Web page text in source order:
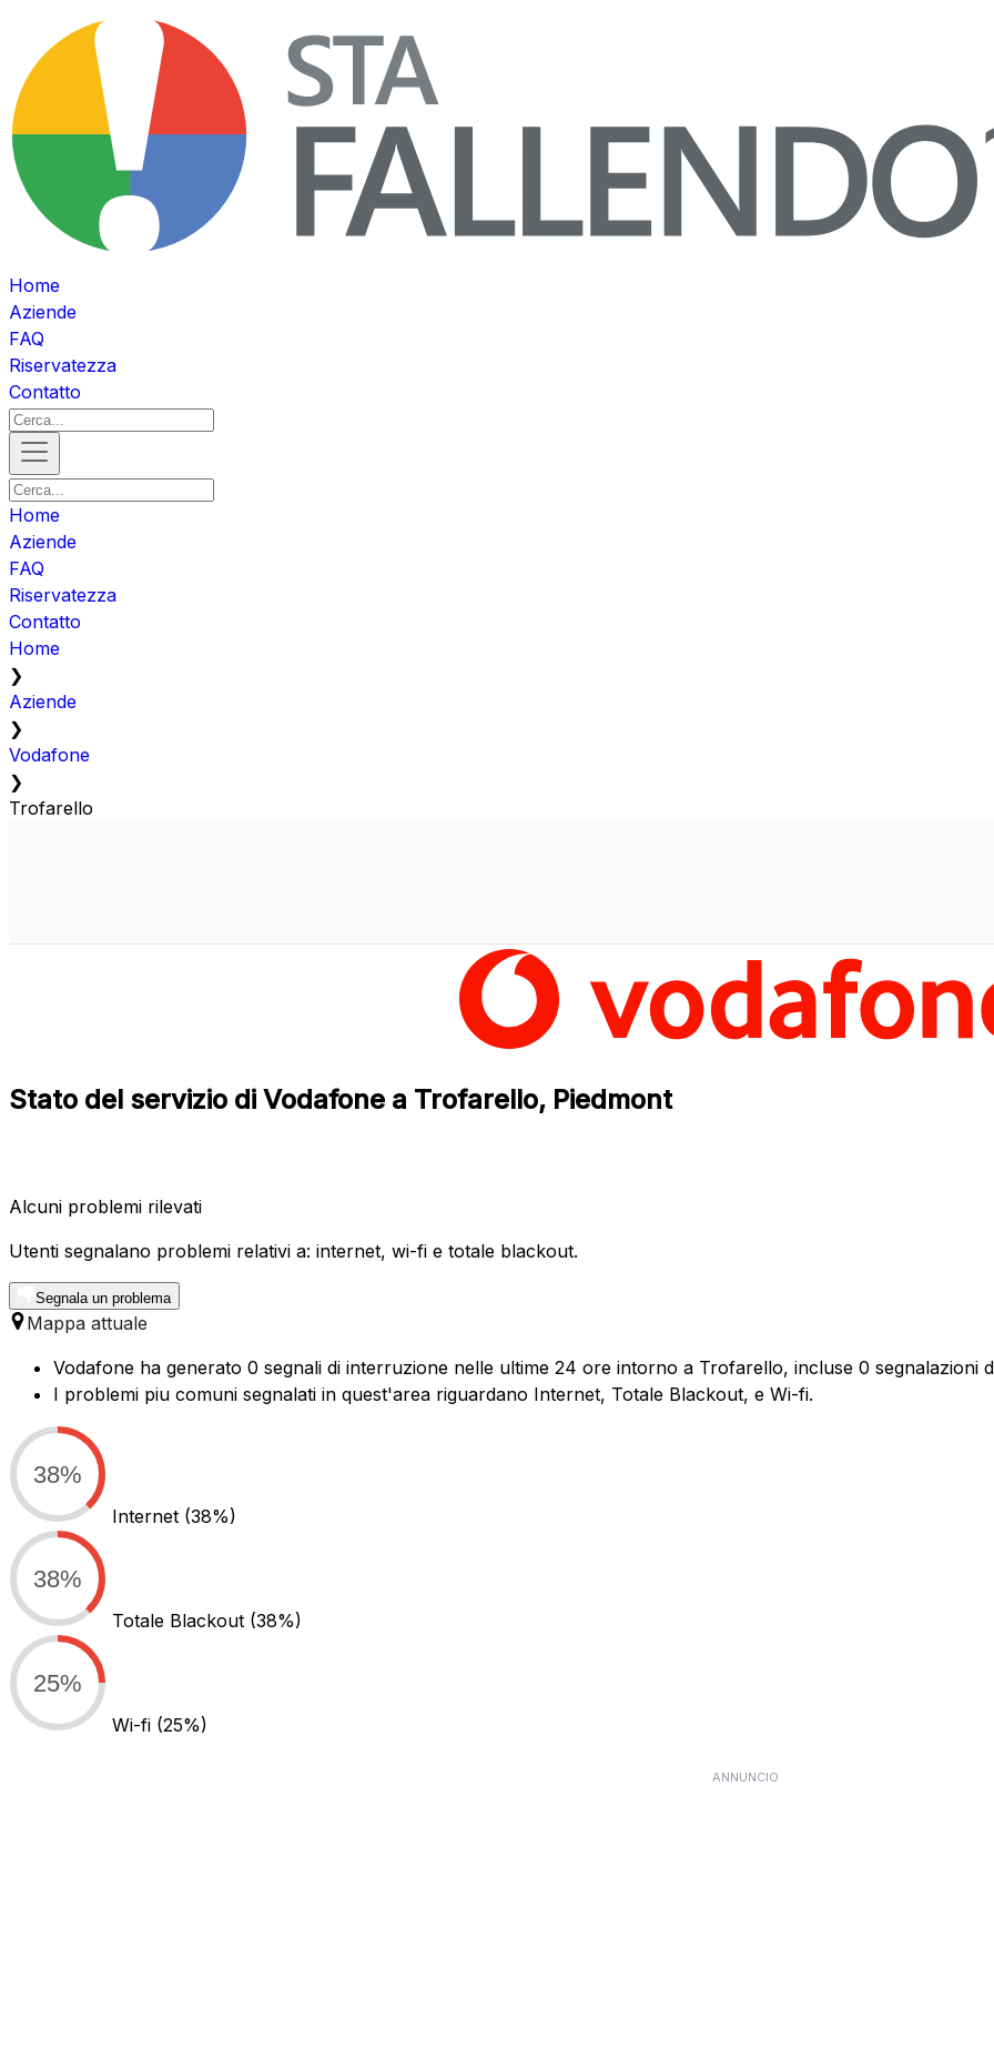
Home
Aziende
FAQ
Riservatezza
Contatto
Home
Aziende
FAQ
Riservatezza
Contatto
Home
❯
Aziende
❯
Vodafone
❯
Trofarello
Stato del servizio di Vodafone a Trofarello, Piedmont
Alcuni problemi rilevati
Utenti segnalano problemi relativi a: internet, wi-fi e totale blackout.
Segnala un problema
Mappa attuale
Vodafone ha generato 0 segnali di interruzione nelle ultime 24 ore intorno a Trofarello, incluse 0 segnalazioni
I problemi piu comuni segnalati in quest'area riguardano Internet, Totale Blackout, e Wi-fi.
38%
Internet (38%)
38%
Totale Blackout (38%)
25%
Wi-fi (25%)
ANNUNCIO